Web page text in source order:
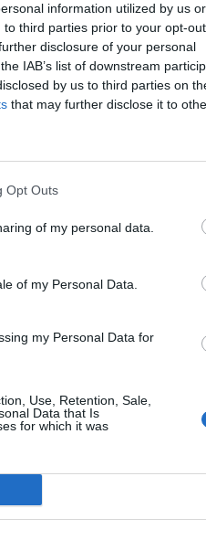
information utilized by us or
third parties prior to your opt-
disclosure of your personal
IAB’s list of downstream
by us to third parties on
that may further disclose it to
Opt Outs
of my personal data.
of my Personal Data.
my Personal Data for
Use, Retention, Sale,
Data that Is
for which it was
z rankingu francuskiego
powstało na podstawie ocen 60
znalazły się także Francja,